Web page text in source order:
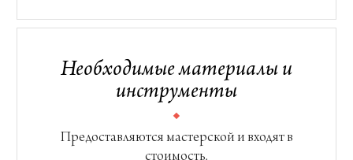
Необходимые материалы и
инструменты
Предоставляются мастерской и входят в